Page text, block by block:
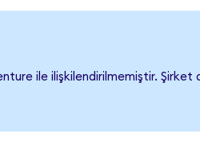
ile ilişkilendirilmemiştir. Şirket